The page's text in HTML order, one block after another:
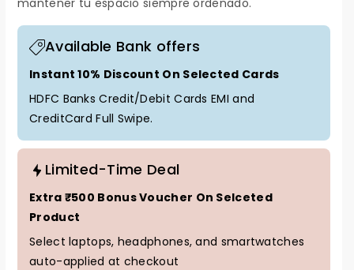
L
X
3
A
3
Available Bank offers
Instant 10% Discount On Selected Cards
HDFC Banks Credit/Debit Cards EMI and
CreditCard Full Swipe.
Limited-Time Deal
Extra ₹500 Bonus Voucher On Selceted
Product
Select laptops, headphones, and smartwatches
auto-applied at checkout